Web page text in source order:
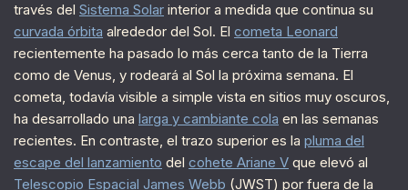
través del Sistema Solar interior a medida que continua su
curvada órbita alrededor del Sol. El cometa Leonard
recientemente ha pasado lo más cerca tanto de la Tierra
como de Venus, y rodeará al Sol la próxima semana. El
cometa, todavía visible a simple vista en sitios muy oscuros,
ha desarrollado una larga y cambiante cola en las semanas
recientes. En contraste, el trazo superior es la pluma del
escape del lanzamiento del cohete Ariane V que elevó al
Telescopio Espacial James Webb (JWST) por fuera de la